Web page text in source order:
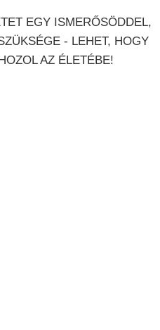
EGY ISMERŐSÖDDEL,
- LEHET, HOGY
AZ ÉLETÉBE!